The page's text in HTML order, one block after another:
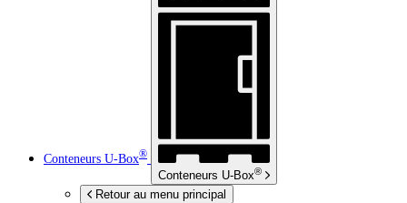
Conteneurs U-Box®
Conteneurs U-Box®
Retour au menu principal